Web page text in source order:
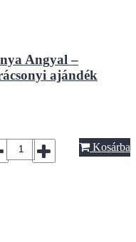
Angyal –
ajándék
Kosárba